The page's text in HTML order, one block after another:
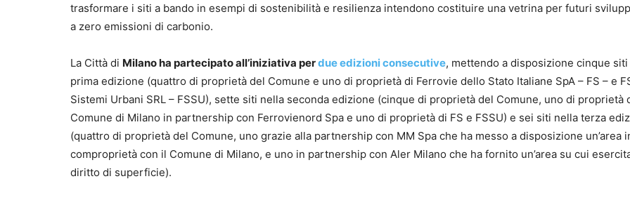
trasformare i siti a bando in esempi di sostenibilità e resilienza intendono costituire una vetrina per futuri
a zero emissioni di carbonio.
La Città di Milano ha partecipato all’iniziativa perdue edizioni consecutive, mettendo a disposizione cinque
prima edizione (quattro di proprietà del Comune e uno di proprietà di Ferrovie dello Stato Italiane SpA – FS – e
Sistemi Urbani SRL – FSSU), sette siti nella seconda edizione (cinque di proprietà del Comune, uno di proprietà
Comune di Milano in partnership con Ferrovienord Spa e uno di proprietà di FS e FSSU) e sei siti nella terza
(quattro di proprietà del Comune, uno grazie alla partnership con MM Spa che ha messo a disposizione un’area
comproprietà con il Comune di Milano, e uno in partnership con Aler Milano che ha fornito un’area su cui
diritto di superficie).